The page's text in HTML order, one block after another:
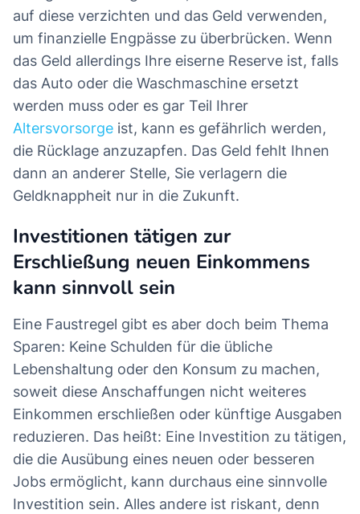
auf diese verzichten und das Geld verwenden,
um finanzielle Engpässe zu überbrücken. Wenn
das Geld allerdings Ihre eiserne Reserve ist, falls
das Auto oder die Waschmaschine ersetzt
werden muss oder es gar Teil Ihrer
Altersvorsorge ist, kann es gefährlich werden,
die Rücklage anzuzapfen. Das Geld fehlt Ihnen
dann an anderer Stelle, Sie verlagern die
Geldknappheit nur in die Zukunft.
Investitionen tätigen zur
Erschließung neuen Einkommens
kann sinnvoll sein
Eine Faustregel gibt es aber doch beim Thema
Sparen: Keine Schulden für die übliche
Lebenshaltung oder den Konsum zu machen,
soweit diese Anschaffungen nicht weiteres
Einkommen erschließen oder künftige Ausgaben
reduzieren. Das heißt: Eine Investition zu tätigen,
die die Ausübung eines neuen oder besseren
Jobs ermöglicht, kann durchaus eine sinnvolle
Investition sein. Alles andere ist riskant, denn